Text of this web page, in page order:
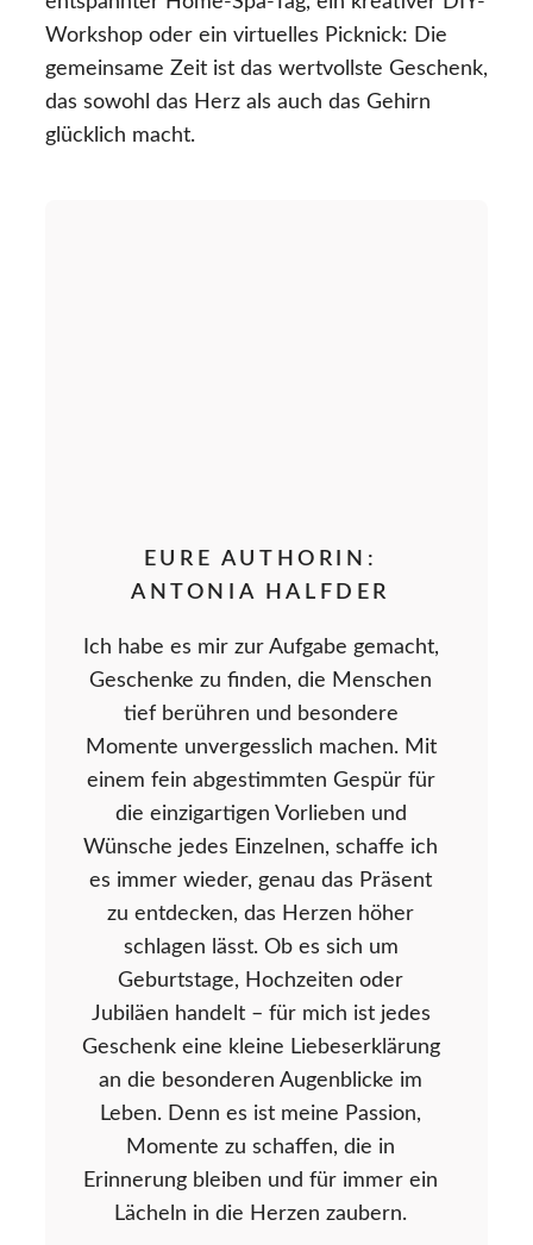
Workshop oder ein virtuelles Picknick: Die
gemeinsame Zeit ist das wertvollste Geschenk,
das sowohl das Herz als auch das Gehirn
glücklich macht.
EURE AUTHORIN:
ANTONIA HALFDER
Ich habe es mir zur Aufgabe gemacht,
Geschenke zu finden, die Menschen
tief berühren und besondere
Momente unvergesslich machen. Mit
einem fein abgestimmten Gespür für
die einzigartigen Vorlieben und
Wünsche jedes Einzelnen, schaffe ich
es immer wieder, genau das Präsent
zu entdecken, das Herzen höher
schlagen lässt. Ob es sich um
Geburtstage, Hochzeiten oder
Jubiläen handelt – für mich ist jedes
Geschenk eine kleine Liebeserklärung
an die besonderen Augenblicke im
Leben. Denn es ist meine Passion,
Momente zu schaffen, die in
Erinnerung bleiben und für immer ein
Lächeln in die Herzen zaubern.